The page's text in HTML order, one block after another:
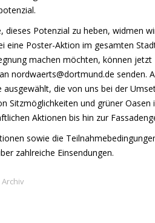
dieses Potenzial zu heben, widmen
eine Poster-Aktion im gesamten
machen möchten, können
nordwaerts@dortmund.de senden.
ausgewählt, die von uns bei der
Sitzmöglichkeiten und grüner
Aktionen bis hin zur
sowie die
zahlreiche Einsendungen.